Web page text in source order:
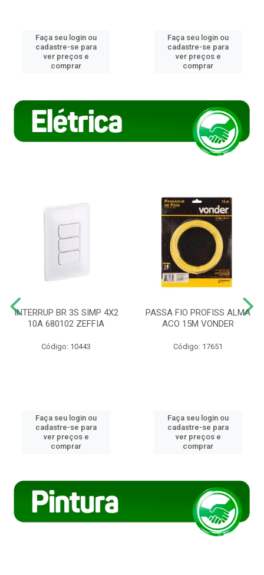
Faça seu login ou
cadastre-se para
ver preços e
comprar
Faça seu login ou
cadastre-se para
ver preços e
comprar
INTERRUP BR 3S SIMP 4X2
10A 680102 ZEFFIA
Código: 10443
Faça seu login ou
cadastre-se para
ver preços e
comprar
PASSA FIO PROFISS ALMA
ACO 15M VONDER
Código: 17651
Faça seu login ou
cadastre-se para
ver preços e
comprar